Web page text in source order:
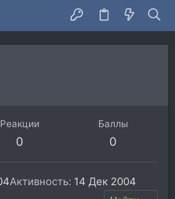
Реакции
0
Баллы
0
Активность 14 Дек 2004